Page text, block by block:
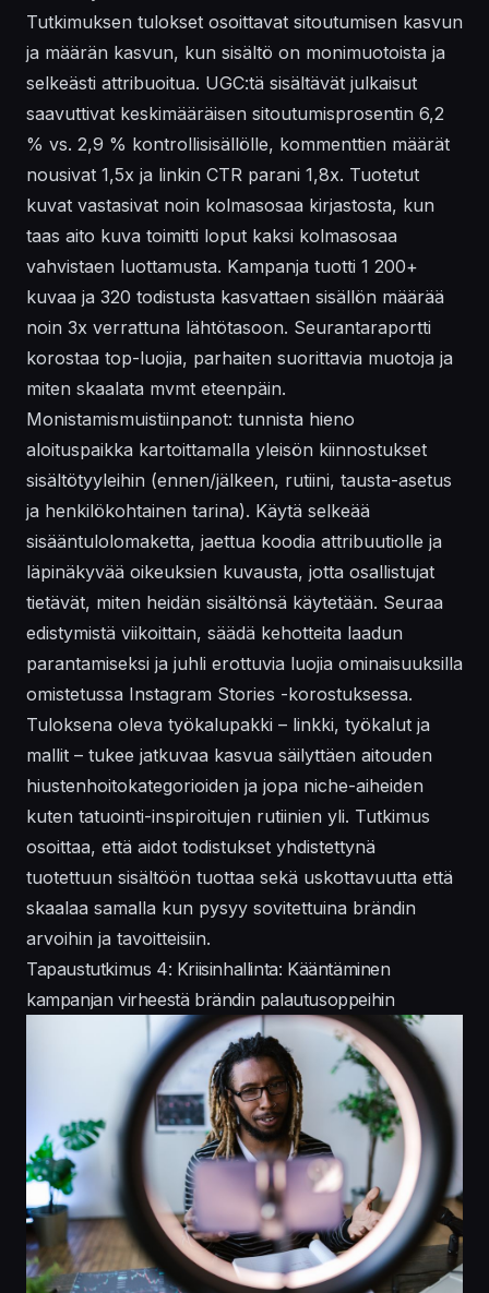
Tutkimuksen tulokset osoittavat sitoutumisen kasvun
ja määrän kasvun, kun sisältö on monimuotoista ja
selkeästi attribuoitua. UGC:tä sisältävät julkaisut
saavuttivat keskimääräisen sitoutumisprosentin 6,2
% vs. 2,9 % kontrollisisällölle, kommenttien määrät
nousivat 1,5x ja linkin CTR parani 1,8x. Tuotetut
kuvat vastasivat noin kolmasosaa kirjastosta, kun
taas aito kuva toimitti loput kaksi kolmasosaa
vahvistaen luottamusta. Kampanja tuotti 1 200+
kuvaa ja 320 todistusta kasvattaen sisällön määrää
noin 3x verrattuna lähtötasoon. Seurantaraportti
korostaa top-luojia, parhaiten suorittavia muotoja ja
miten skaalata mvmt eteenpäin.
Monistamismuistiinpanot: tunnista hieno
aloituspaikka kartoittamalla yleisön kiinnostukset
sisältötyyleihin (ennen/jälkeen, rutiini, tausta-asetus
ja henkilökohtainen tarina). Käytä selkeää
sisääntulolomaketta, jaettua koodia attribuutiolle ja
läpinäkyvää oikeuksien kuvausta, jotta osallistujat
tietävät, miten heidän sisältönsä käytetään. Seuraa
edistymistä viikoittain, säädä kehotteita laadun
parantamiseksi ja juhli erottuvia luojia ominaisuuksilla
omistetussa Instagram Stories -korostuksessa.
Tuloksena oleva työkalupakki – linkki, työkalut ja
mallit – tukee jatkuvaa kasvua säilyttäen aitouden
hiustenhoitokategorioiden ja jopa niche-aiheiden
kuten tatuointi-inspiroitujen rutiinien yli. Tutkimus
osoittaa, että aidot todistukset yhdistettynä
tuotettuun sisältöön tuottaa sekä uskottavuutta että
skaalaa samalla kun pysyy sovitettuina brändin
arvoihin ja tavoitteisiin.
Tapaustutkimus 4: Kriisinhallinta: Kääntäminen
kampanjan virheestä brändin palautusoppeihin